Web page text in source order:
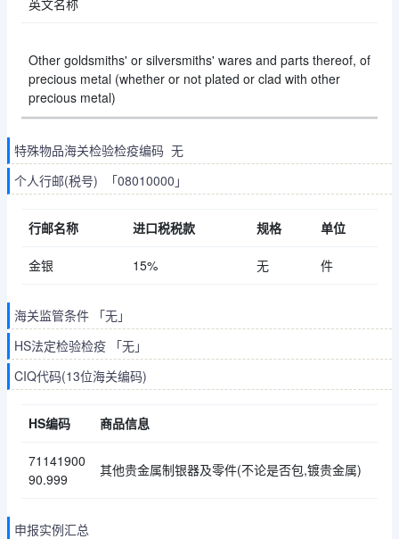
英文名称
Other goldsmiths' or silversmiths' wares and parts thereof, of
precious metal (whether or not plated or clad with other
precious metal)
特殊物品海关检验检疫编码 无
个人行邮(税号) 「08010000」
行邮名称 进口税税款 规格 单位
金银 15% 无 件
海关监管条件 「无」
HS法定检验检疫 「无」
CIQ代码(13位海关编码)
HS编码 商品信息
71141900
90.999
其他贵金属制银器及零件(不论是否包,镀贵金属)
申报实例汇总